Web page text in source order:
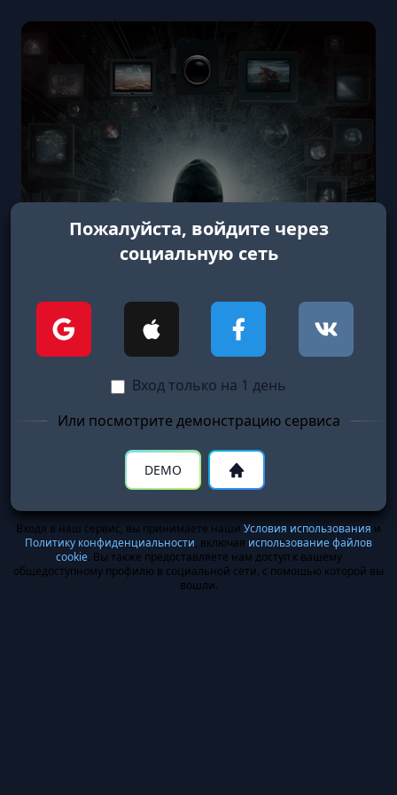
Пожалуйста, войдите через
социальную сеть
Вход только на 1 день
Или посмотрите демонстрацию сервиса
DEMO
Входя в наш сервис, вы принимаете наши Условия использования и
Политику конфиденциальности, включая использование файлов
cookie. Вы также предоставляете нам доступ к вашему
общедоступному профилю в социальной сети, с помощью которой вы
вошли.